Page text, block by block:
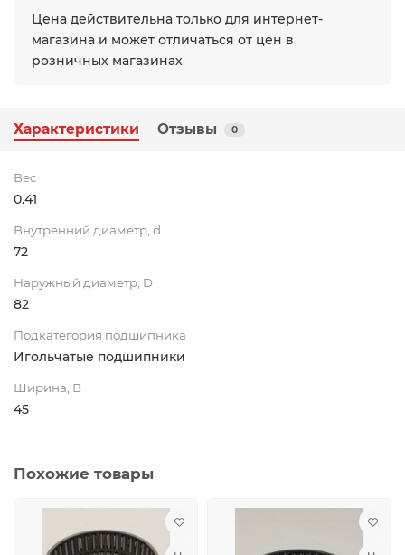
Цена действительна только для интернет-
магазина и может отличаться от цен в
розничных магазинах
Характеристики Отзывы 0
Вес
0.41
Внутренний диаметр, d
72
Наружный диаметр, D
82
Подкатегория подшипника
Игольчатые подшипники
Ширина, B
45
Похожие товары